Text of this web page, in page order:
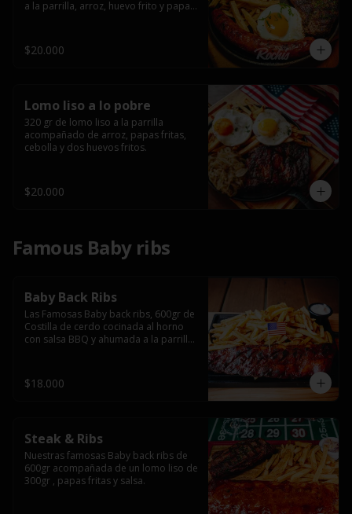
a la parrilla, arroz, huevo frito y papas
$20.000
Lomo liso a lo pobre
320 gr de lomo liso a la parrilla
acompañado de arroz, papas fritas,
cebolla y dos huevos fritos.
$20.000
Famous Baby ribs
Baby Back Ribs
Las Famosas Baby back ribs, 600gr de
Costilla de cerdo cocinada al horno
con salsa BBQ y ahumada a la parrilla
$18.000
Steak & Ribs
Nuestras famosas Baby back ribs de
600gr acompañada de un lomo liso de
300gr , papas fritas y salsa.